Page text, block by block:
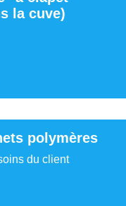
la cuve)
polymères
du client